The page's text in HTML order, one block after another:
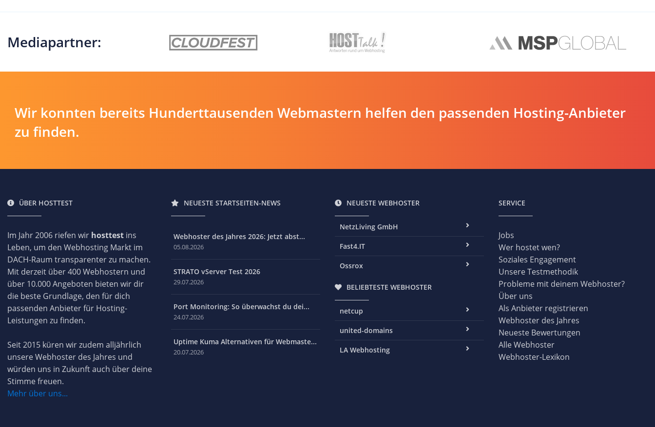
Mediapartner:
Wir konnten bereits Hunderttausenden Webmastern helfen den passenden Hosting-Anbieter
zu finden.
ÜBER HOSTTEST
Im Jahr 2006 riefen wir hosttest ins
Leben, um den Webhosting Markt im
DACH-Raum transparenter zu machen.
Mit derzeit über 400 Webhostern und
über 10.000 Angeboten bieten wir dir
die beste Grundlage, den für dich
passenden Anbieter für Hosting-
Leistungen zu finden.
Seit 2015 küren wir zudem alljährlich
unsere Webhoster des Jahres und
würden uns in Zukunft auch über deine
Stimme freuen.
Mehr über uns...
NEUESTE STARTSEITEN-NEWS
Webhoster des Jahres 2026: Jetzt abst...
05.08.2026
STRATO vServer Test 2026
29.07.2026
Port Monitoring: So überwachst du dei...
24.07.2026
Uptime Kuma Alternativen für Webmaste...
20.07.2026
NEUESTE WEBHOSTER
NetzLiving GmbH
Fast4.IT
Ossrox
BELIEBTESTE WEBHOSTER
netcup
united-domains
LA Webhosting
SERVICE
Jobs
Wer hostet wen?
Soziales Engagement
Unsere Testmethodik
Probleme mit deinem Webhoster?
Über uns
Als Anbieter registrieren
Webhoster des Jahres
Neueste Bewertungen
Alle Webhoster
Webhoster-Lexikon